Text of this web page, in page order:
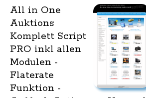
All in One
Auktions
Komplett Script
PRO inkl allen
Modulen -
Flaterate
Funktion -